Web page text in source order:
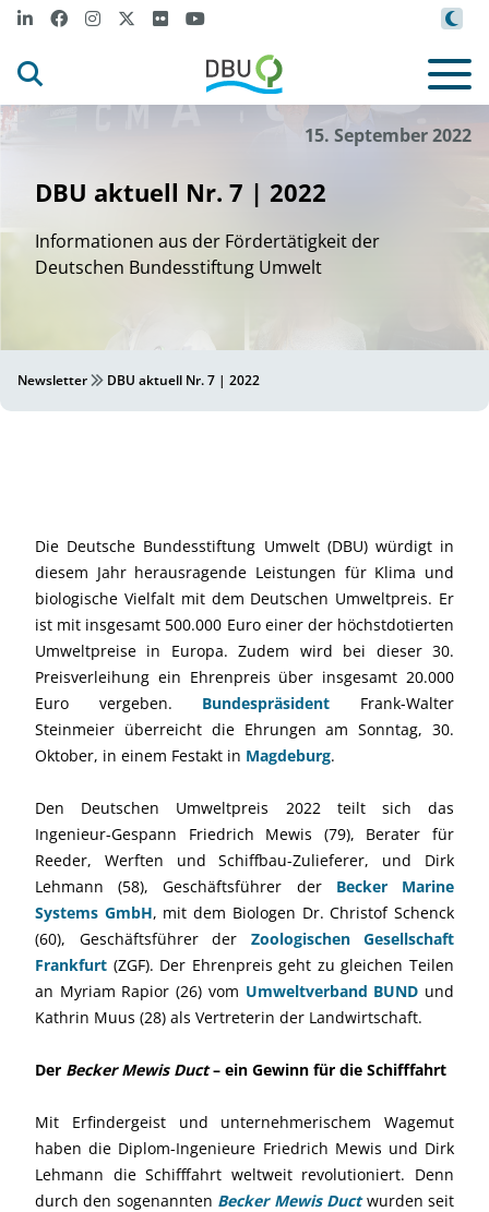
15. September 2022
DBU aktuell Nr. 7 | 2022
Informationen aus der Fördertätigkeit der
Deutschen Bundesstiftung Umwelt
Newsletter DBU aktuell Nr. 7 | 2022
Die Deutsche Bundesstiftung Umwelt (DBU) würdigt in
diesem Jahr herausragende Leistungen für Klima und
biologische Vielfalt mit dem Deutschen Umweltpreis. Er
ist mit insgesamt 500.000 Euro einer der höchstdotierten
Umweltpreise in Europa. Zudem wird bei dieser 30.
Preisverleihung ein Ehrenpreis über insgesamt 20.000
Euro vergeben. Bundespräsident Frank-Walter
Steinmeier überreicht die Ehrungen am Sonntag, 30.
Oktober, in einem Festakt in Magdeburg.
Den Deutschen Umweltpreis 2022 teilt sich das
Ingenieur-Gespann Friedrich Mewis (79), Berater für
Reeder, Werften und Schiffbau-Zulieferer, und Dirk
Lehmann (58), Geschäftsführer der Becker Marine
Systems GmbH, mit dem Biologen Dr. Christof Schenck
(60), Geschäftsführer der Zoologischen Gesellschaft
Frankfurt (ZGF). Der Ehrenpreis geht zu gleichen Teilen
an Myriam Rapior (26) vom Umweltverband BUND und
Kathrin Muus (28) als Vertreterin der Landwirtschaft.
Der Becker Mewis Duct– ein Gewinn für die Schifffahrt
Mit Erfindergeist und unternehmerischem Wagemut
haben die Diplom-Ingenieure Friedrich Mewis und Dirk
Lehmann die Schifffahrt weltweit revolutioniert. Denn
durch den sogenannten Becker Mewis Ductwurden seit